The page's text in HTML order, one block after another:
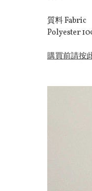
質料 Fabric
Polyester
購買前請按